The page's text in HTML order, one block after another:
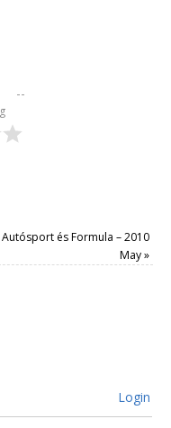
Autósport és Formula – 2010
May»
Login